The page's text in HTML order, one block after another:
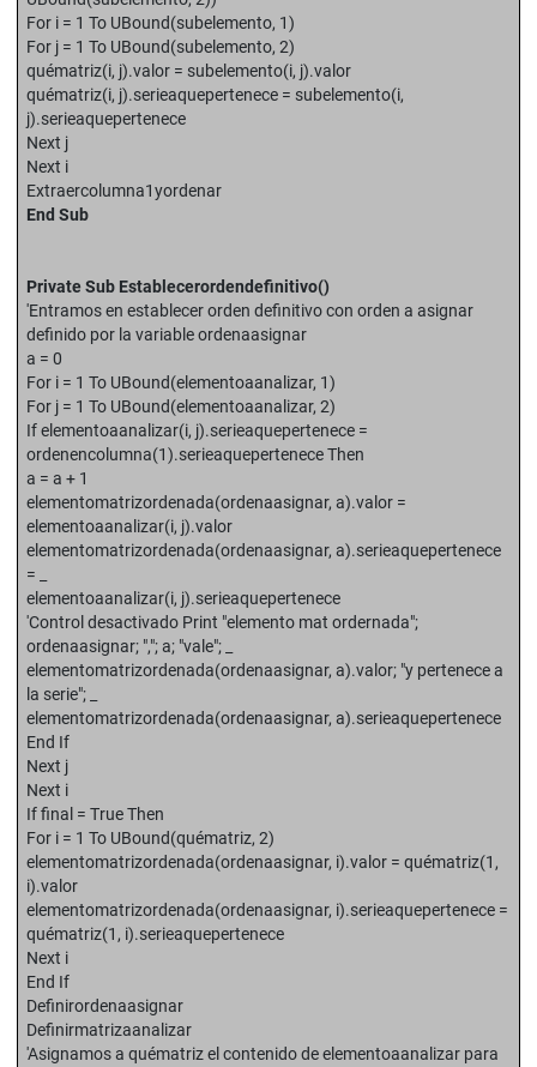
For i = 1 To UBound(subelemento, 1)
For j = 1 To UBound(subelemento, 2)
quématriz(i, j).valor = subelemento(i, j).valor
quématriz(i, j).serieaquepertenece = subelemento(i,
j).serieaquepertenece
Next j
Next i
Extraercolumna1yordenar
End Sub
Private Sub Establecerordendefinitivo()
'Entramos en establecer orden definitivo con orden a asignar
definido por la variable ordenaasignar
a = 0
For i = 1 To UBound(elementoaanalizar, 1)
For j = 1 To UBound(elementoaanalizar, 2)
If elementoaanalizar(i, j).serieaquepertenece =
ordenencolumna(1).serieaquepertenece Then
a = a + 1
elementomatrizordenada(ordenaasignar, a).valor =
elementoaanalizar(i, j).valor
elementomatrizordenada(ordenaasignar, a).serieaquepertenece
= _
elementoaanalizar(i, j).serieaquepertenece
'Control desactivado Print "elemento mat ordernada";
ordenaasignar; ","; a; "vale"; _
elementomatrizordenada(ordenaasignar, a).valor; "y pertenece a
la serie"; _
elementomatrizordenada(ordenaasignar, a).serieaquepertenece
End If
Next j
Next i
If final = True Then
For i = 1 To UBound(quématriz, 2)
elementomatrizordenada(ordenaasignar, i).valor = quématriz(1,
i).valor
elementomatrizordenada(ordenaasignar, i).serieaquepertenece =
quématriz(1, i).serieaquepertenece
Next i
End If
Definirordenaasignar
Definirmatrizaanalizar
'Asignamos a quématriz el contenido de elementoaanalizar para